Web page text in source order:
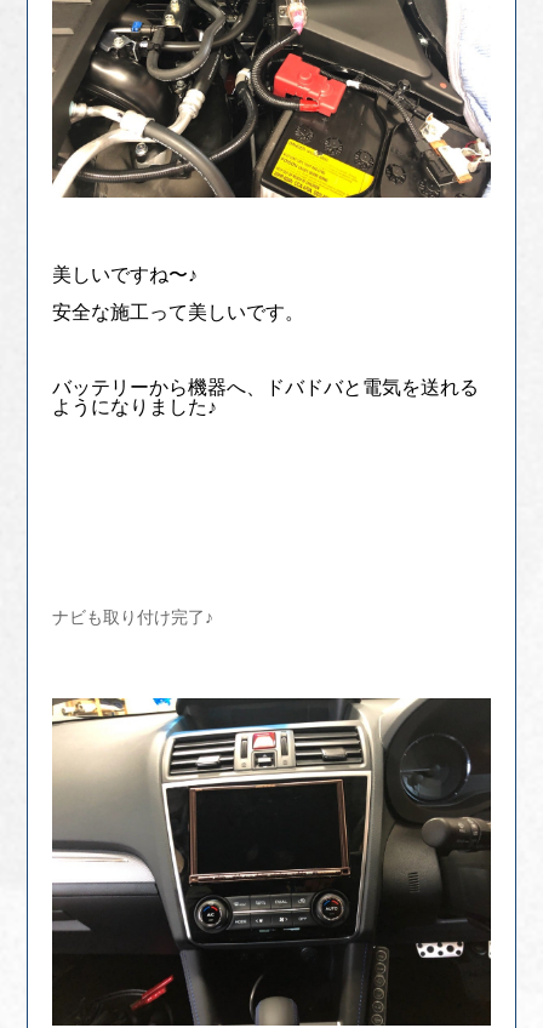
美しいですね〜♪
安全な施工って美しいです。
バッテリーから機器へ、ドバドバと電気を送れる
ようになりました♪
ナビも取り付け完了♪